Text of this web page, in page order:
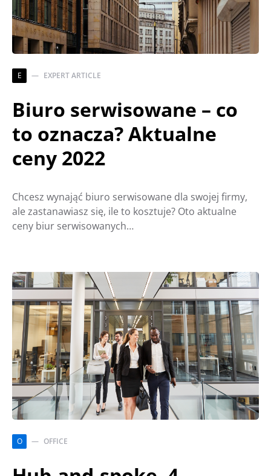
E EXPERT ARTICLE
Biuro serwisowane – co
to oznacza? Aktualne
ceny 2022
Chcesz wynająć biuro serwisowane dla swojej firmy,
ale zastanawiasz się, ile to kosztuje? Oto aktualne
ceny biur serwisowanych…
O OFFICE